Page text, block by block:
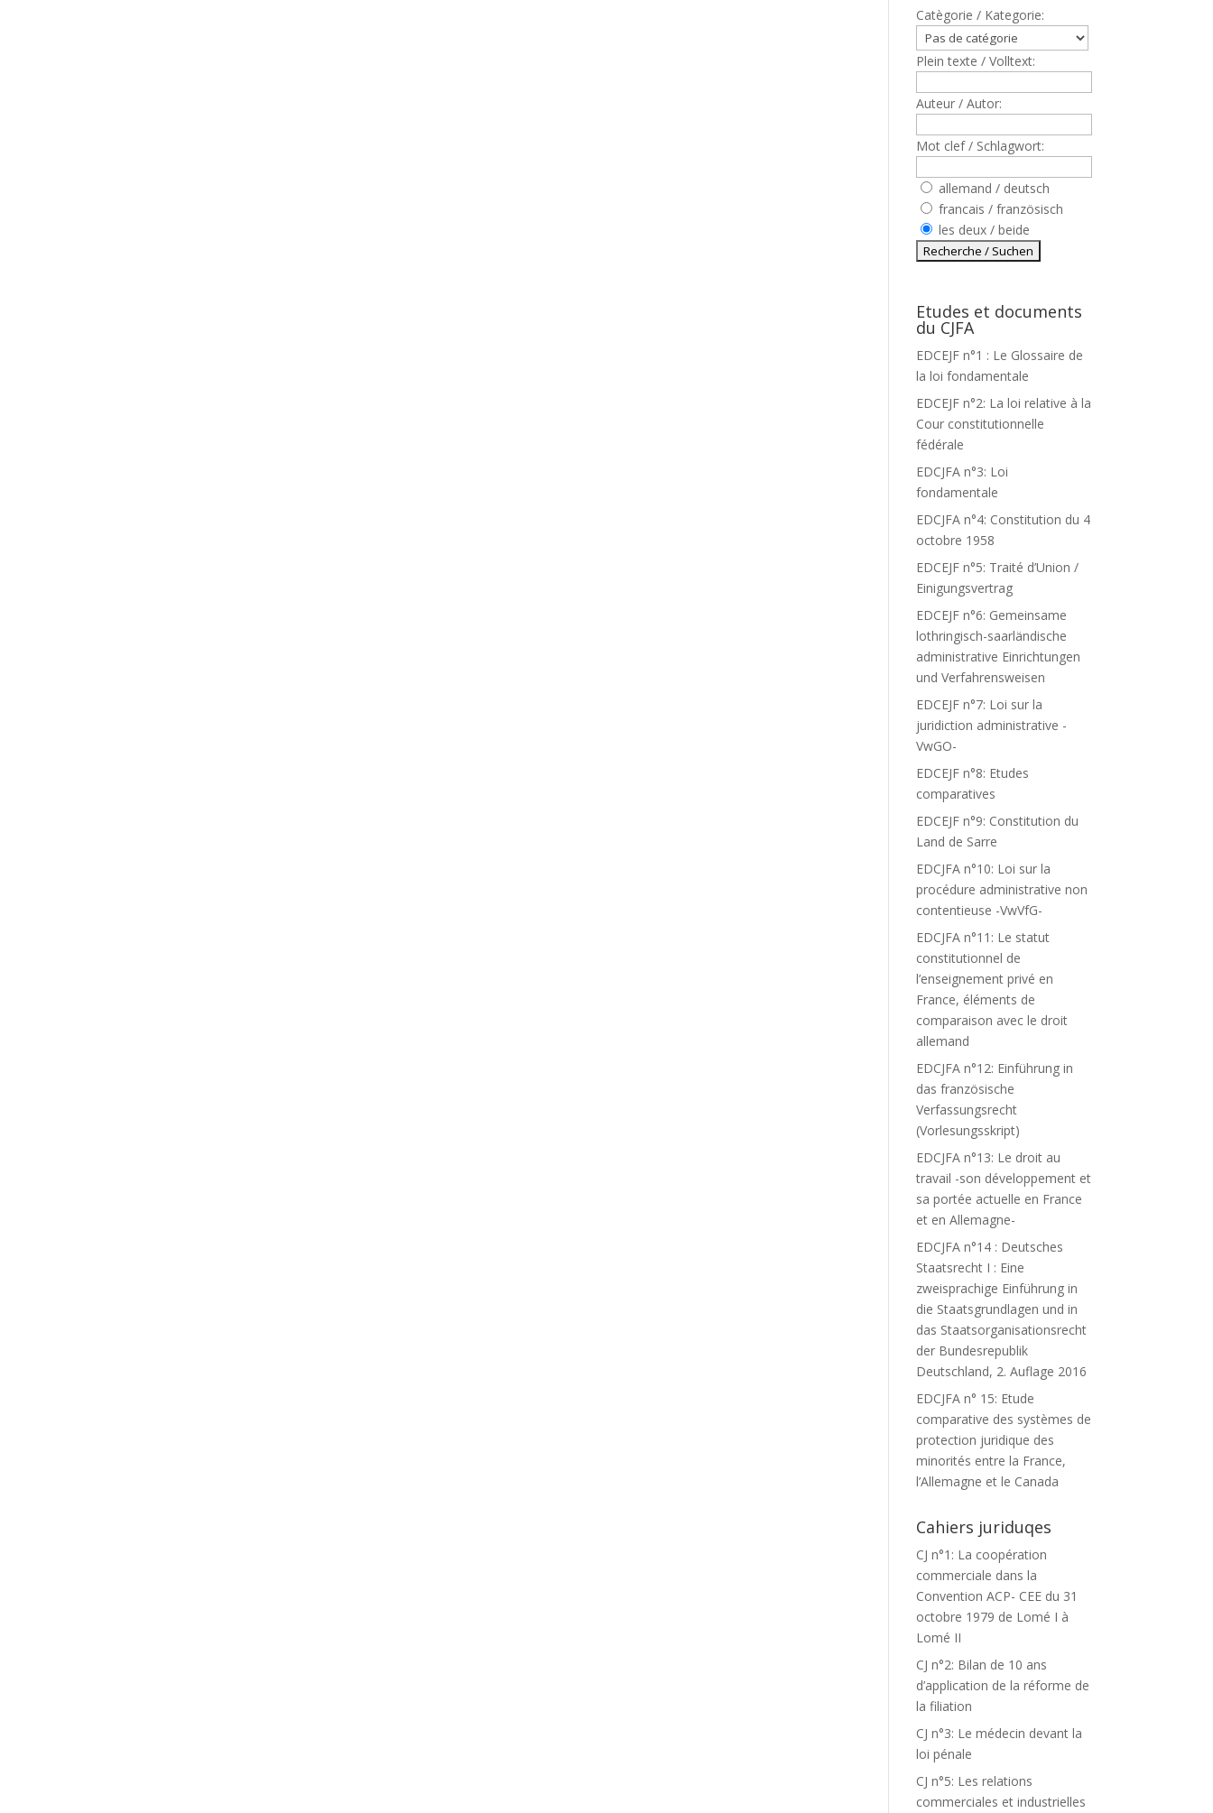
Catègorie / Kategorie:
Plein texte / Volltext:
Auteur / Autor:
Mot clef / Schlagwort:
allemand / deutsch
francais / französisch
les deux / beide
Etudes et documents
du CJFA
EDCEJF n°1 : Le Glossaire de
la loi fondamentale
EDCEJF n°2: La loi relative à la
Cour constitutionnelle
fédérale
EDCJFA n°3: Loi
fondamentale
EDCJFA n°4: Constitution du 4
octobre 1958
EDCEJF n°5: Traité d’Union /
Einigungsvertrag
EDCEJF n°6: Gemeinsame
lothringisch-saarländische
administrative Einrichtungen
und Verfahrensweisen
EDCEJF n°7: Loi sur la
juridiction administrative -
VwGO-
EDCEJF n°8: Etudes
comparatives
EDCEJF n°9: Constitution du
Land de Sarre
EDCJFA n°10: Loi sur la
procédure administrative non
contentieuse -VwVfG-
EDCJFA n°11: Le statut
constitutionnel de
l’enseignement privé en
France, éléments de
comparaison avec le droit
allemand
EDCJFA n°12: Einführung in
das französische
Verfassungsrecht
(Vorlesungsskript)
EDCJFA n°13: Le droit au
travail -son développement et
sa portée actuelle en France
et en Allemagne-
EDCJFA n°14 : Deutsches
Staatsrecht I : Eine
zweisprachige Einführung in
die Staatsgrundlagen und in
das Staatsorganisationsrecht
der Bundesrepublik
Deutschland, 2. Auflage 2016
EDCJFA n° 15: Etude
comparative des systèmes de
protection juridique des
minorités entre la France,
l’Allemagne et le Canada
Cahiers juriduqes
CJ n°1: La coopération
commerciale dans la
Convention ACP- CEE du 31
octobre 1979 de Lomé I à
Lomé II
CJ n°2: Bilan de 10 ans
d’application de la réforme de
la filiation
CJ n°3: Le médecin devant la
loi pénale
CJ n°5: Les relations
commerciales et industrielles